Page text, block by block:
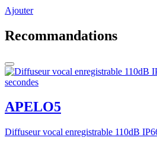
Ajouter
Recommandations
APELO5
Diffuseur vocal enregistrable 110dB